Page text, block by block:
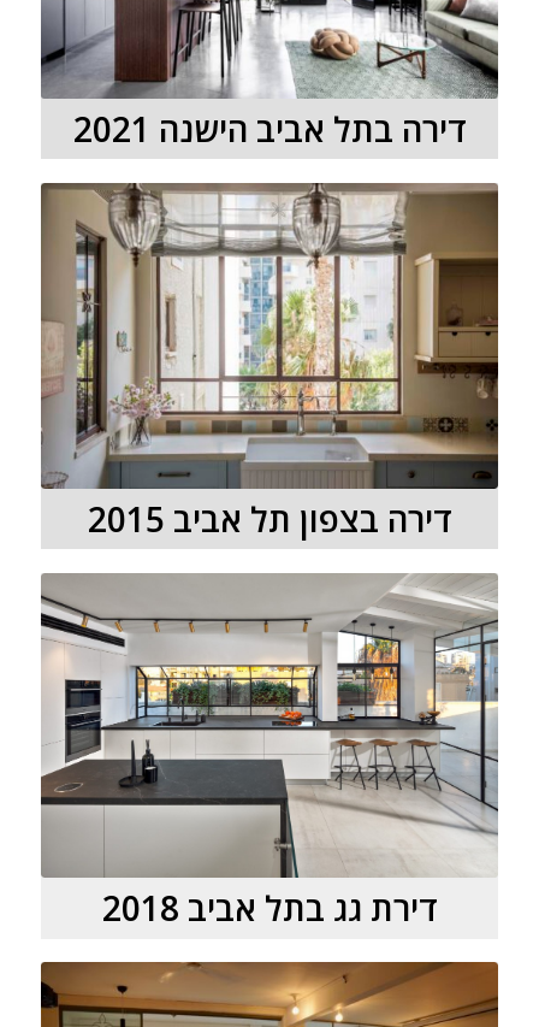
דירה בתל אביב הישנה 2021
דירה בצפון תל אביב 2015
דירת גג בתל אביב 2018